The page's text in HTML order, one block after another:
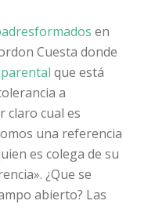
en
Cuesta donde
que está
a
claro cual es
una referencia
es colega de su
¿Que se
abierto? Las